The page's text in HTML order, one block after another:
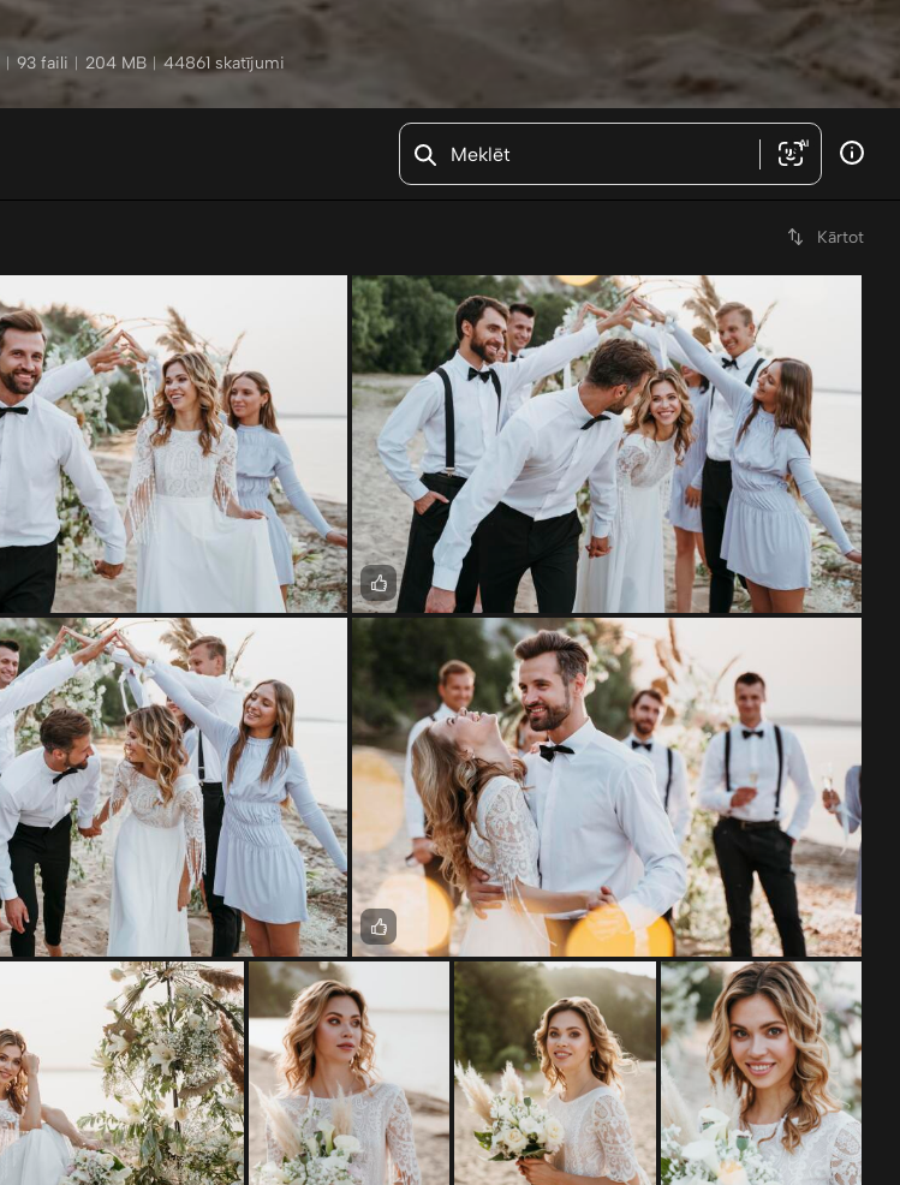
︱ 93 faili ︱ 204 MB︱44861 skatījumi
AI
Kārtot